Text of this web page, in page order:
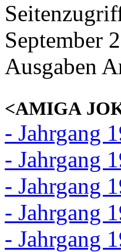
September
Ausgaben
<AMIGA
- Jahrgang
- Jahrgang
- Jahrgang
- Jahrgang
- Jahrgang